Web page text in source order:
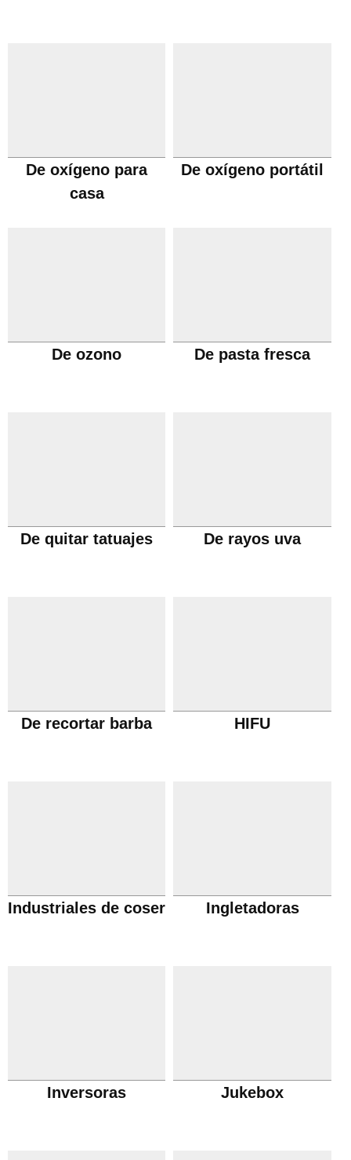
De oxígeno para
casa
De oxígeno portátil
De ozono De pasta fresca
De quitar tatuajes De rayos uva
De recortar barba HIFU
Industriales de coser Ingletadoras
Inversoras Jukebox